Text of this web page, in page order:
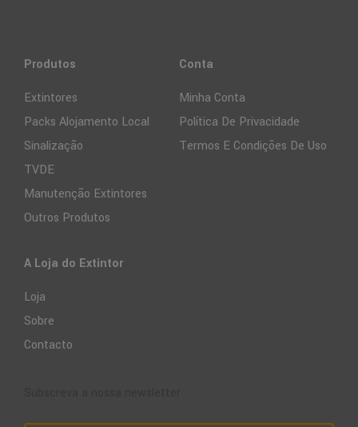
Produtos
Extintores
Packs Alojamento Local
Sinalização
TVDE
Manutenção Extintores
Outros Produtos
Conta
Minha Conta
Política De Privacidade
Termos E Condições De Uso
A Loja do Extintor
Loja
Sobre
Contacto